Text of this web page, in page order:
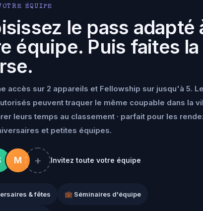
ÉQUIPE
le pass adapté
équipe. Puis faites la
accès sur 2 appareils et Fellowship sur jusqu'à 5.
peuvent traquer le même coupable dans la
leurs temps au classement · parfait pour les
et petites équipes.
M + Invitez toute votre équipe
& fêtes 💼 Séminaires d'équipe